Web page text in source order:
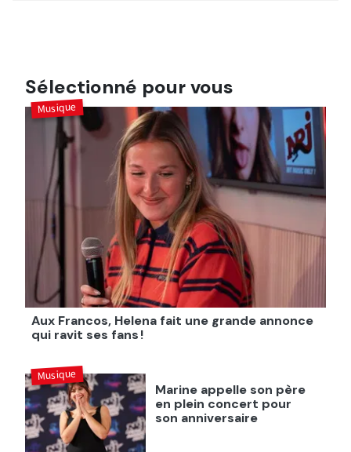
Sélectionné pour vous
Aux Francos, Helena fait une grande annonce
qui ravit ses fans !
Musique
Marine appelle son père
en plein concert pour
son anniversaire
Musique